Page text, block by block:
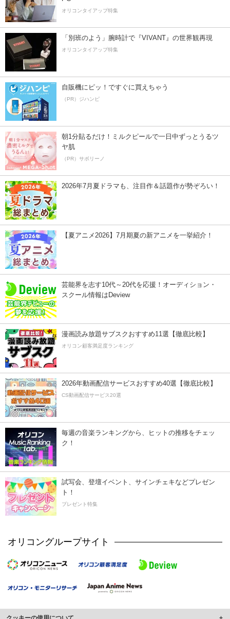
オリコンタイアップ特集
「別班のよう」腕時計で『VIVANT』の世界観再現
オリコンタイアップ特集
自販機にピッ！ですぐに買えちゃう
（PR）ジハンピ
朝1分貼るだけ！ミルクピールで一日中ずっとうるツ
ヤ肌
（PR）サボリーノ
2026年7月夏ドラマも、注目作＆話題作が勢ぞろい！
【夏アニメ2026】7月期夏の新アニメを一挙紹介！
芸能界を志す10代～20代を応援！オーディション・
スクール情報はDeview
漫画読み放題サブスクおすすめ11選【徹底比較】
オリコン顧客満足度ランキング
2026年動画配信サービスおすすめ40選【徹底比較】
CS動画配信サービス20選
毎週の音楽ランキングから、ヒットの推移をチェッ
ク！
試写会、登壇イベント、サインチェキなどプレゼン
ト！
プレゼント特集
オリコングループサイト